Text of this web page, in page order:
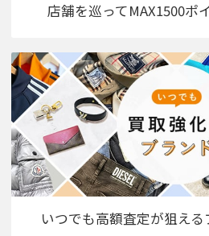
店舗を巡ってMAX1500ポ
いつでも高額査定が狙え